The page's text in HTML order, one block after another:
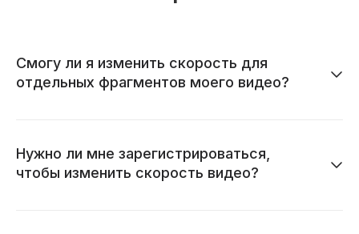
Смогу ли я изменить скорость для
отдельных фрагментов моего видео?
Нужно ли мне зарегистрироваться,
чтобы изменить скорость видео?